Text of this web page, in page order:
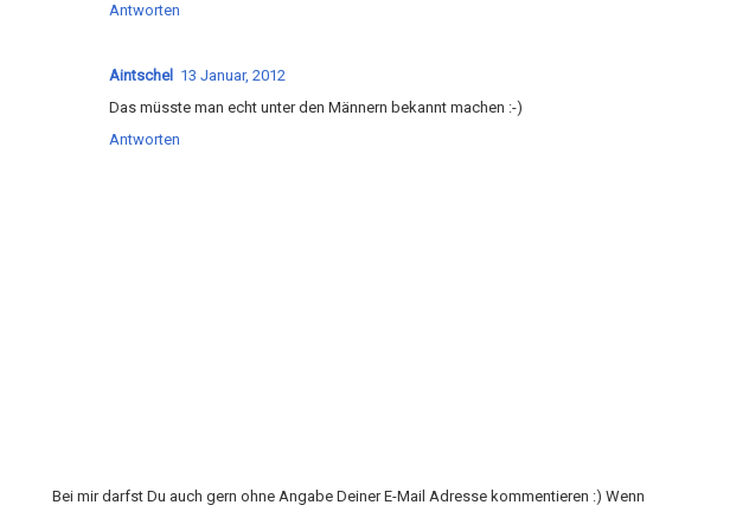
Antworten
Aintschel 13 Januar, 2012
Das müsste man echt unter den Männern bekannt machen :-)
Antworten
Bei mir darfst Du auch gern ohne Angabe Deiner E-Mail Adresse kommentieren :) Wenn